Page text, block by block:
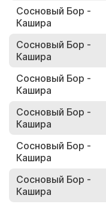
Сосновый Бор -
Кашира
Сосновый Бор -
Кашира
Сосновый Бор -
Кашира
Сосновый Бор -
Кашира
Сосновый Бор -
Кашира
Сосновый Бор -
Кашира